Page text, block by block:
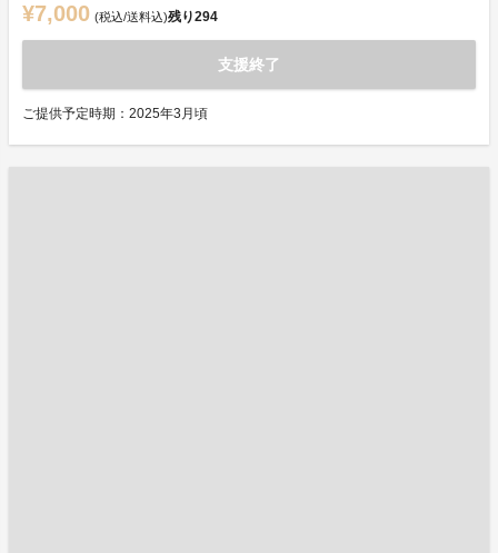
¥7,000 (税込/送料込)残り294
支援終了
ご提供予定時期：2025年3月頃